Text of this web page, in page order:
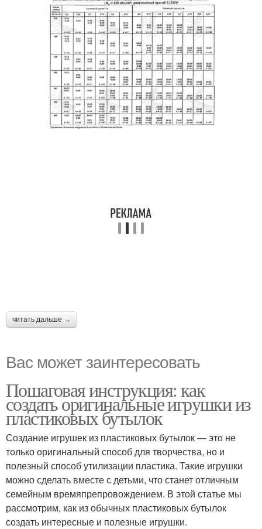
читать дальше →
Вас может заинтересовать
Пошаговая инструкция: как
создать оригинальные игрушки из
пластиковых бутылок
Создание игрушек из пластиковых бутылок — это не
только оригинальный способ для творчества, но и
полезный способ утилизации пластика. Такие игрушки
можно сделать вместе с детьми, что станет отличным
семейным времяпрепровождением. В этой статье мы
рассмотрим, как из обычных пластиковых бутылок
создать интересные и полезные игрушки.